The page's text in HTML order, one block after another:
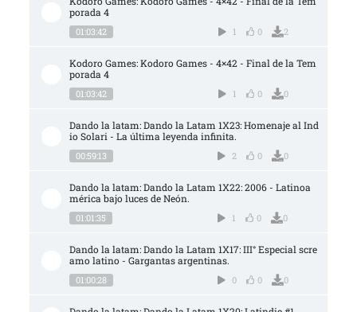
porada 4
01:03:42 1 0 2
Kodoro Games: Kodoro Games - 4×42 - Final de la Tem
porada 4
01:03:42 1 0 0
Dando la latam: Dando la Latam 1X23: Homenaje al Ind
io Solari - La última leyenda infinita.
00:59:13 2 0 0
Dando la latam: Dando la Latam 1X22: 2006 - Latinoa
mérica bajo luces de Neón.
01:01:35 1 0 0
Dando la latam: Dando la Latam 1X17: III° Especial scre
amo latino - Gargantas argentinas.
01:00:28 0 0 0